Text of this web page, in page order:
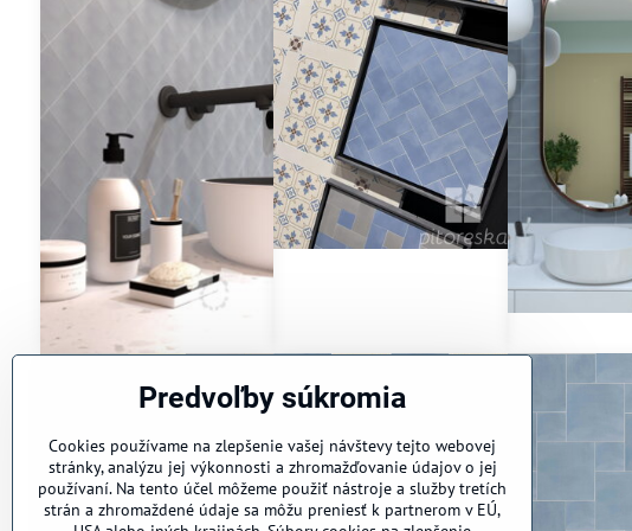
Predvoľby súkromia
Cookies používame na zlepšenie vašej návštevy tejto webovej
stránky, analýzu jej výkonnosti a zhromažďovanie údajov o jej
používaní. Na tento účel môžeme použiť nástroje a služby tretích
strán a zhromaždené údaje sa môžu preniesť k partnerom v EÚ,